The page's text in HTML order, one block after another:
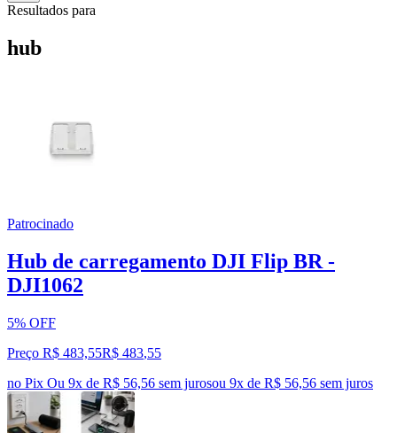
Resultados para
hub
Patrocinado
Hub de carregamento DJI Flip BR -
DJI1062
5% OFF
Preço R$ 483,55R$ 483,55
no Pix Ou 9x de R$ 56,56 sem jurosou 9x de R$ 56,56 sem juros